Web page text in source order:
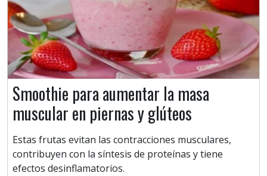
Smoothie para aumentar la masa
muscular en piernas y glúteos
Estas frutas evitan las contracciones musculares,
contribuyen con la síntesis de proteínas y tiene
efectos desinflamatorios.